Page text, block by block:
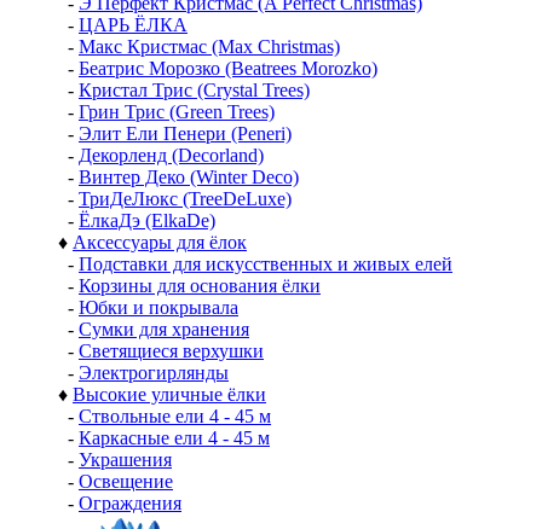
- ЦАРЬ ЁЛКА
- Макс Кристмас (Max Christmas)
- Беатрис Морозко (Beatrees Morozko)
- Кристал Трис (Crystal Trees)
- Грин Трис (Green Trees)
- Элит Ели Пенери (Peneri)
- Декорленд (Decorland)
- Винтер Деко (Winter Deco)
- ТриДеЛюкс (TreeDeLuxe)
- ЁлкаДэ (ElkaDe)
♦ Аксессуары для ёлок
- Подставки для искусственных и живых елей
- Корзины для основания ёлки
- Юбки и покрывала
- Сумки для хранения
- Светящиеся верхушки
- Электрогирлянды
♦ Высокие уличные ёлки
- Ствольные ели 4 - 45 м
- Каркасные ели 4 - 45 м
- Украшения
- Освещение
- Ограждения